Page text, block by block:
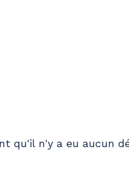
qu'il n'y a eu aucun